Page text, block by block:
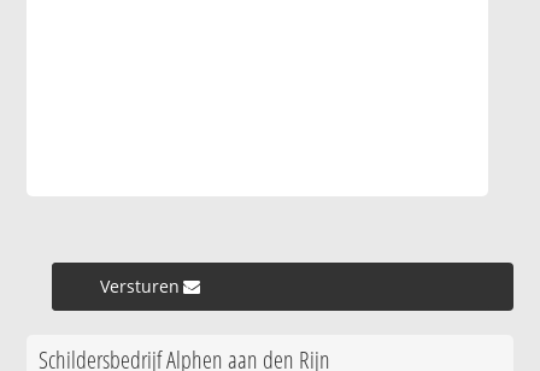
Versturen »
Schildersbedrijf Alphen aan den Rijn